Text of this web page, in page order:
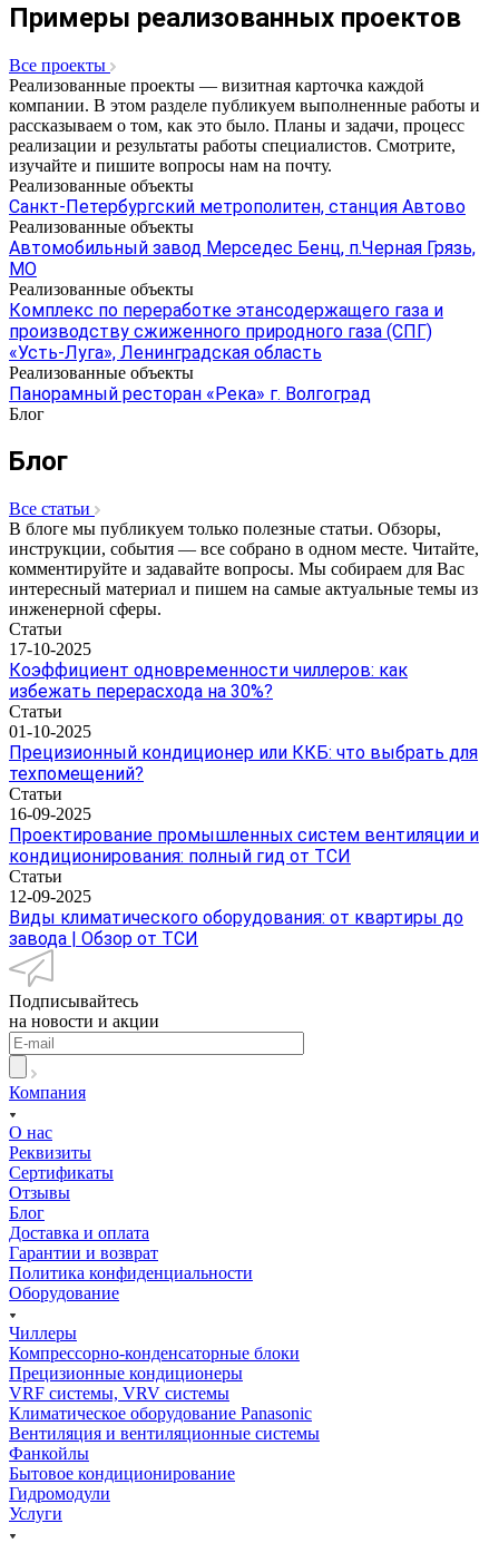
Примеры реализованных проектов
Все проекты
Реализованные проекты — визитная карточка каждой
компании. В этом разделе публикуем выполненные работы и
рассказываем о том, как это было. Планы и задачи, процесс
реализации и результаты работы специалистов. Смотрите,
изучайте и пишите вопросы нам на почту.
Реализованные объекты
Санкт-Петербургский метрополитен, станция Автово
Реализованные объекты
Автомобильный завод Мерседес Бенц, п.Черная Грязь,
МО
Реализованные объекты
Комплекс по переработке этансодержащего газа и
производству сжиженного природного газа (СПГ)
«Усть-Луга», Ленинградская область
Реализованные объекты
Панорамный ресторан «Река» г. Волгоград
Блог
Блог
Все статьи
В блоге мы публикуем только полезные статьи. Обзоры,
инструкции, события — все собрано в одном месте. Читайте,
комментируйте и задавайте вопросы. Мы собираем для Вас
интересный материал и пишем на самые актуальные темы из
инженерной сферы.
Статьи
17-10-2025
Коэффициент одновременности чиллеров: как
избежать перерасхода на 30%?
Статьи
01-10-2025
Прецизионный кондиционер или ККБ: что выбрать для
техпомещений?
Статьи
16-09-2025
Проектирование промышленных систем вентиляции и
кондиционирования: полный гид от ТСИ
Статьи
12-09-2025
Виды климатического оборудования: от квартиры до
завода | Обзор от ТСИ
Подписывайтесь
на новости и акции
Компания
О нас
Реквизиты
Сертификаты
Отзывы
Блог
Доставка и оплата
Гарантии и возврат
Политика конфиденциальности
Оборудование
Чиллеры
Компрессорно-конденсаторные блоки
Прецизионные кондиционеры
VRF системы, VRV системы
Климатическое оборудование Panasonic
Вентиляция и вентиляционные системы
Фанкойлы
Бытовое кондиционирование
Гидромодули
Услуги